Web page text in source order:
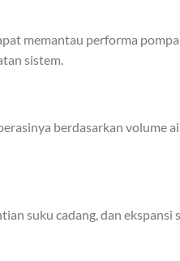
memantau performa
sistem.
berdasarkan volume
suku cadang, dan ekspansi